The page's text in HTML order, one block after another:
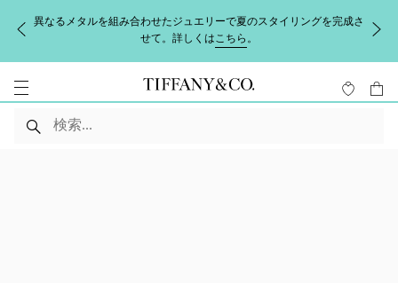
異なるメタルを組み合わせたジュエリーで夏のスタイリングを完成さ
せて。詳しくはこちら 。